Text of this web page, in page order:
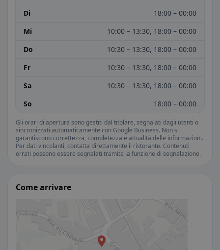
Di
18:00 – 00:00
Mi
10:00 – 13:30, 18:00 – 00:00
Do
10:30 – 13:30, 18:00 – 00:00
Fr
10:30 – 13:30, 18:00 – 00:00
Sa
10:30 – 13:30, 18:00 – 00:00
So
18:00 – 00:00
Gli orari di apertura sono gestiti dal titolare, segnalati dagli utenti o
sincronizzati automaticamente con Google Business. Non si
garantiscono correttezza, completezza e attualità delle informazioni.
Per dati vincolanti, contatta direttamente il ristorante. Contenuti
errati possono essere segnalati tramite la funzione di segnalazione.
Come arrivare